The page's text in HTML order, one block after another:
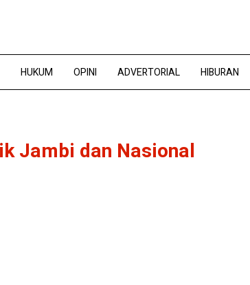
HUKUM OPINI ADVERTORIAL HIBURAN
Jambi dan Nasional